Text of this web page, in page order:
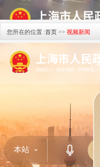
您所在的位置 :首页 >> 视频新闻